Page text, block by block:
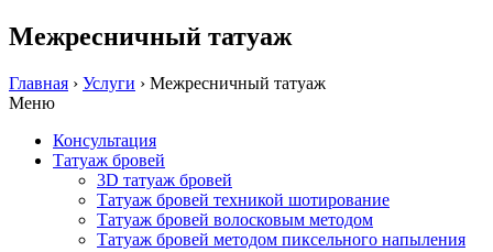
Межресничный татуаж
Главная › Услуги › Межресничный татуаж
Меню
Консультация
Татуаж бровей
3D татуаж бровей
Татуаж бровей техникой шотирование
Татуаж бровей волосковым методом
Татуаж бровей методом пиксельного напыления